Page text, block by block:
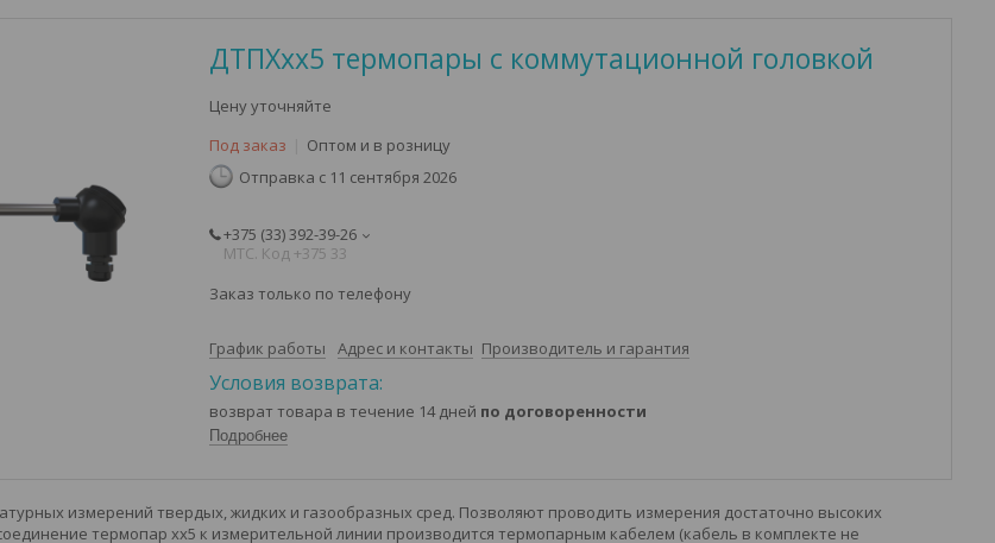
ДТПХхх5 термопары с коммутационной головкой
Цену уточняйте
Под заказ
Оптом и в розницу
Отправка с 11 сентября 2026
+375 (33) 392-39-26
МТС. Код +375 33
Заказ только по телефону
График работы Адрес и контакты Производитель и гарантия
возврат товара в течение 14 дней по договоренности
Подробнее
измерений твердых, жидких и газообразных сред. Позволяют проводить измерения достаточно высоких
термопар хх5 к измерительной линии производится термопарным кабелем (кабель в комплекте не